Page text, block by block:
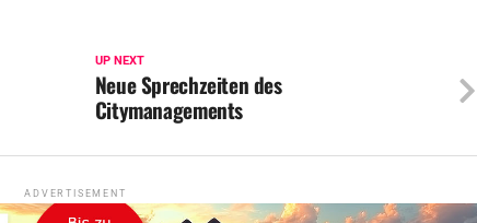
UP NEXT
Neue Sprechzeiten des
Citymanagements
ADVERTISEMENT